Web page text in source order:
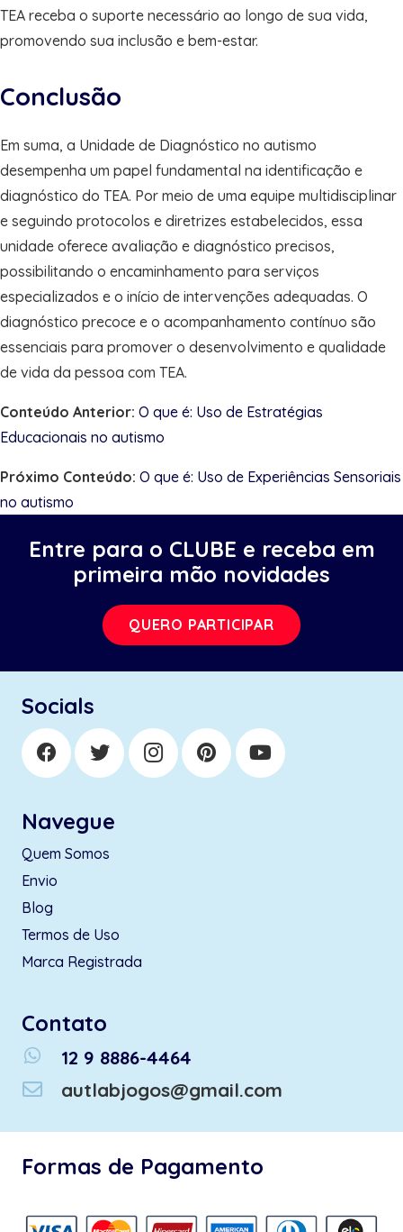
TEA receba o suporte necessário ao longo de sua vida,
promovendo sua inclusão e bem-estar.
Conclusão
Em suma, a Unidade de Diagnóstico no autismo
desempenha um papel fundamental na identificação e
diagnóstico do TEA. Por meio de uma equipe multidisciplinar
e seguindo protocolos e diretrizes estabelecidos, essa
unidade oferece avaliação e diagnóstico precisos,
possibilitando o encaminhamento para serviços
especializados e o início de intervenções adequadas. O
diagnóstico precoce e o acompanhamento contínuo são
essenciais para promover o desenvolvimento e qualidade
de vida da pessoa com TEA.
Conteúdo Anterior: O que é: Uso de Estratégias
Educacionais no autismo
Próximo Conteúdo: O que é: Uso de Experiências Sensoriais
no autismo
Entre para o CLUBE e receba em
primeira mão novidades
QUERO PARTICIPAR
Socials
Navegue
Quem Somos
Envio
Blog
Termos de Uso
Marca Registrada
Contato
whatsapp
12 9 8886-4464
autlabjogos@gmail.com
Formas de Pagamento